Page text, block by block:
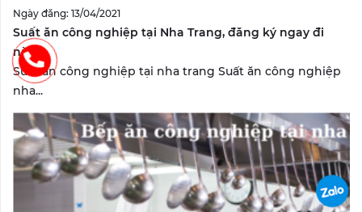
Ngày đăng: 13/04/2021
Suất ăn công nghiệp tại Nha Trang, đăng ký ngay đi
nào?
Suất ăn công nghiệp tại nha trang Suất ăn công nghiệp
nha...